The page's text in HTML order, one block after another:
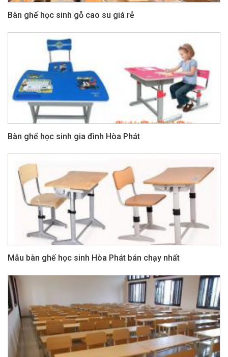
Bàn ghế học sinh gỗ cao su giá rẻ
Bàn ghế học sinh gia đình Hòa Phát
Mẫu bàn ghế học sinh Hòa Phát bán chạy nhất